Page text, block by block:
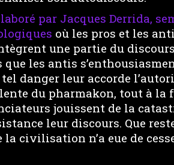
par Jacques Derrida,
où les pros et les
une partie du
les antis
danger leur accorde
du pharmakon, tout à la
jouissent de la
leur discours. Que
civilisation n’a eue de